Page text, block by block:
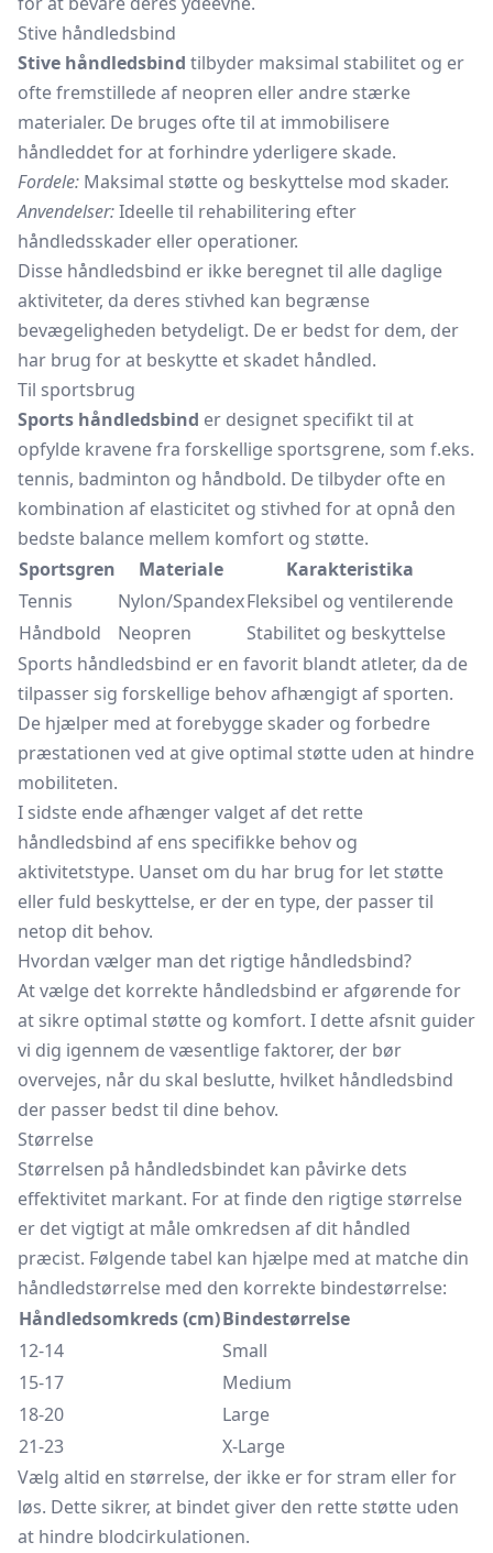
Stive håndledsbind
Stive håndledsbind tilbyder maksimal stabilitet og er
ofte fremstillede af neopren eller andre stærke
materialer. De bruges ofte til at immobilisere
håndleddet for at forhindre yderligere skade.
Fordele: Maksimal støtte og beskyttelse mod skader.
Anvendelser:Ideelle til rehabilitering efter
håndledsskader eller operationer.
Disse håndledsbind er ikke beregnet til alle daglige
aktiviteter, da deres stivhed kan begrænse
bevægeligheden betydeligt. De er bedst for dem, der
har brug for at beskytte et skadet håndled.
Til sportsbrug
Sports håndledsbind er designet specifikt til at
opfylde kravene fra forskellige sportsgrene, som f.eks.
tennis, badminton og håndbold. De tilbyder ofte en
kombination af elasticitet og stivhed for at opnå den
bedste balance mellem komfort og støtte.
Sportsgren
Materiale
Karakteristika
Tennis
Nylon/SpandexFleksibel og ventilerende
Håndbold
Neopren
Stabilitet og beskyttelse
Sports håndledsbind er en favorit blandt atleter, da de
tilpasser sig forskellige behov afhængigt af sporten.
De hjælper med at forebygge skader og forbedre
præstationen ved at give optimal støtte uden at hindre
mobiliteten.
I sidste ende afhænger valget af det rette
håndledsbind af ens specifikke behov og
aktivitetstype. Uanset om du har brug for let støtte
eller fuld beskyttelse, er der en type, der passer til
netop dit behov.
Hvordan vælger man det rigtige håndledsbind?
At vælge det korrekte håndledsbind er afgørende for
at sikre optimal støtte og komfort. I dette afsnit guider
vi dig igennem de væsentlige faktorer, der bør
overvejes, når du skal beslutte, hvilket håndledsbind
der passer bedst til dine behov.
Størrelse
Størrelsen på håndledsbindet kan påvirke dets
effektivitet markant. For at finde den rigtige størrelse
er det vigtigt at måle omkredsen af dit håndled
præcist. Følgende tabel kan hjælpe med at matche din
håndledstørrelse med den korrekte bindestørrelse:
Håndledsomkreds (cm)Bindestørrelse
12-14
Small
15-17
Medium
18-20
Large
21-23
X-Large
Vælg altid en størrelse, der ikke er for stram eller for
løs. Dette sikrer, at bindet giver den rette støtte uden
at hindre blodcirkulationen.